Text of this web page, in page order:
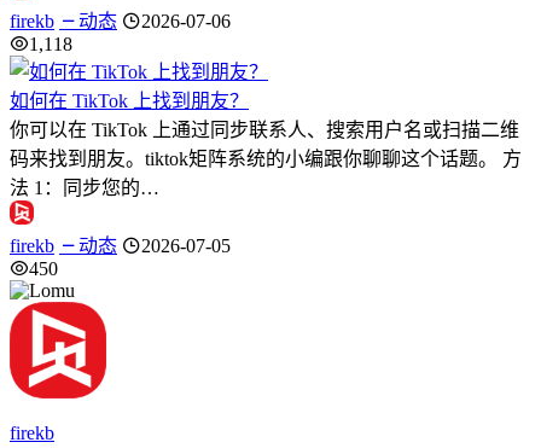
firekb 动态
2026-07-06
1,118
如何在 TikTok 上找到朋友？
你可以在 TikTok 上通过同步联系人、搜索用户名或扫描二维
码来找到朋友。tiktok矩阵系统的小编跟你聊聊这个话题。 方
法 1：同步您的…
firekb 动态
2026-07-05
450
firekb